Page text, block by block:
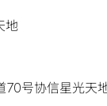
地
70号协信星光天